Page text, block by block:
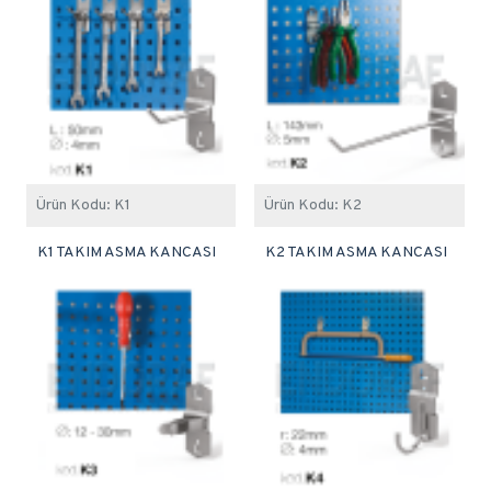
Ürün Kodu: K1
K1 TAKIM ASMA KANCASI
Ürün Kodu: K2
K2 TAKIM ASMA KANCASI